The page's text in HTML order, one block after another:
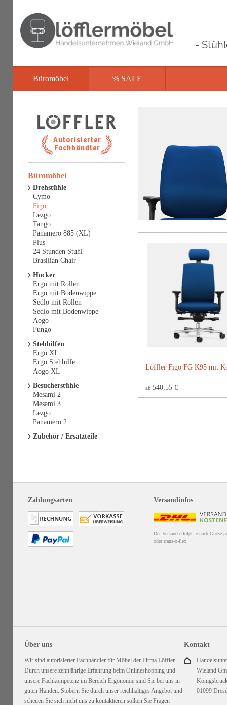
-
Büromöbel % SALE
Löffler Figo FG K95 mit
ab 540,55 €
Büromöbel
Drehstühle
Cymo
Figo
Lezgo
Tango
Panamero 885 (XL)
Plus
24 Stunden Stuhl
Brasilian Chair
Hocker
Ergo mit Rollen
Ergo mit Bodenwippe
Sedlo mit Rollen
Sedlo mit Bodenwippe
Aogo
Fungo
Stehhilfen
Ergo XL
Ergo Stehhilfe
Aogo XL
Besucherstühle
Mesami 2
Mesami 3
Lezgo
Panamero 2
Zubehör / Ersatzteile
Zahlungsarten Versandinfos
Der Versand erfolgt je nach Größe
oder trans-o-flex.
Über uns
Wir sind autorisierter Fachhändler für Möbel der Firma Löffler.
Durch unsere zehnjährige Erfahrung beim Onlineshopping und
unsere Fachkompetenz im Bereich Ergonomie sind Sie bei uns in
guten Händen. Stöbern Sie durch unser reichhaltiges Angebot und
scheuen Sie sich nicht uns zu kontaktieren sollten Sie Fragen
Kontakt
Wieland
01099